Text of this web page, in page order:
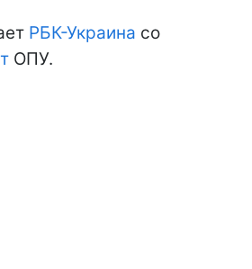
РБК-Украина со
ОПУ.